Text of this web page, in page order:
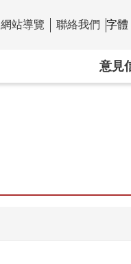
網站導覽 聯絡我們 字體
意見